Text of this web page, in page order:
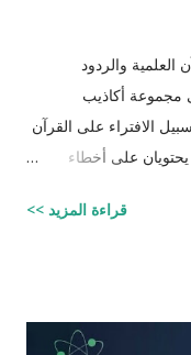
العلمية والردود
مجموعة أكاذيب
الافتراء على القرآن
يحتويان على أخطاء
على كل افتراء واتبعته
: مِنْ كُلِّ شَيْءٍ خَلَقْنَا زَوْجَيْنِ
قراءة المزيد >>